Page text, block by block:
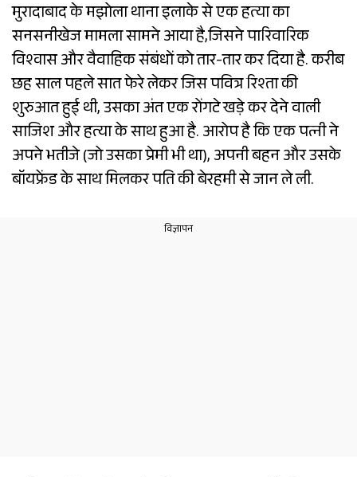
मुरादाबाद के मझोला थाना इलाके से एक हत्या का
सनसनीखेज मामला सामने आया है,जिसने पारिवारिक
विश्वास और वैवाहिक संबंधों को तार-तार कर दिया है. करीब
छह साल पहले सात फेरे लेकर जिस पवित्र रिश्ता की
शुरुआत हुई थी, उसका अंत एक रोंगटे खड़े कर देने वाली
साजिश और हत्या के साथ हुआ है. आरोप है कि एक पत्नी ने
अपने भतीजे (जो उसका प्रेमी भी था), अपनी बहन और उसके
बॉयफ्रेंड के साथ मिलकर पति की बेरहमी से जान ले ली.